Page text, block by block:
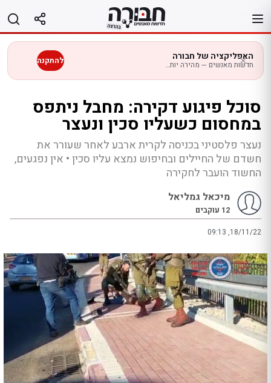
לתוכן
האפליקציה של חבורה
חדשות מאנשים — מהירה יותר בנייד להתקנה
סוכל פיגוע דקירה: מחבל ניתפס
במחסום כשעליו סכין ונעצר
נעצר פלסטיני בכניסה לקרית ארבע לאחר שעורר את
חשדם של החיילים ובחיפוש נמצא עליו סכין • אין נפגעים,
החשוד הועבר לחקירה
מיכאל גמליאל
12 עוקבים
09:13 ,18/11/22